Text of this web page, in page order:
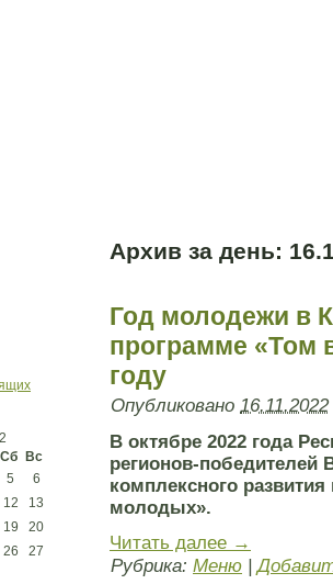
Сб Вс
5
6
12
13
19
20
26
27
Архив за день:
Год молодежи в
программе «Том
году
Опубликовано 16.11.2022
В октябре 2022 года
регионов-победителей
комплексного
молодых».
Читать далее →
Рубрика: Меню |